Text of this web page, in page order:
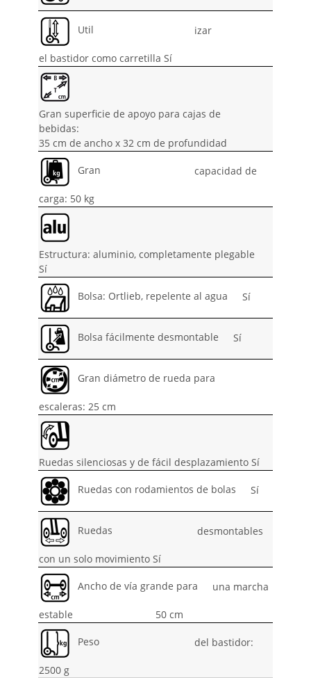
Util izar
el bastidor como carretilla Sí
Gran superficie de apoyo para cajas de
bebidas:
35 cm de ancho x 32 cm de profundidad
Gran capacidad de
carga: 50 kg
Estructura: aluminio, completamente plegable
Sí
Bolsa: Ortlieb, repelente al agua Sí
Bolsa fácilmente desmontable Sí
Gran diámetro de rueda para
escaleras: 25 cm
Ruedas silenciosas y de fácil desplazamiento Sí
Ruedas con rodamientos de bolas Sí
Ruedas desmontables
con un solo movimiento Sí
Ancho de vía grande para una marcha
estable 50 cm
Peso del bastidor:
2500 g